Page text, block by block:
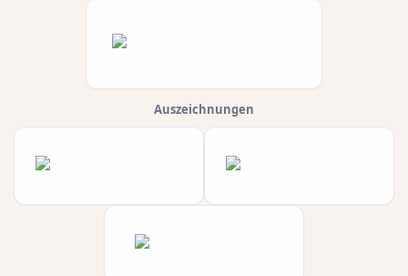
Auszeichnungen